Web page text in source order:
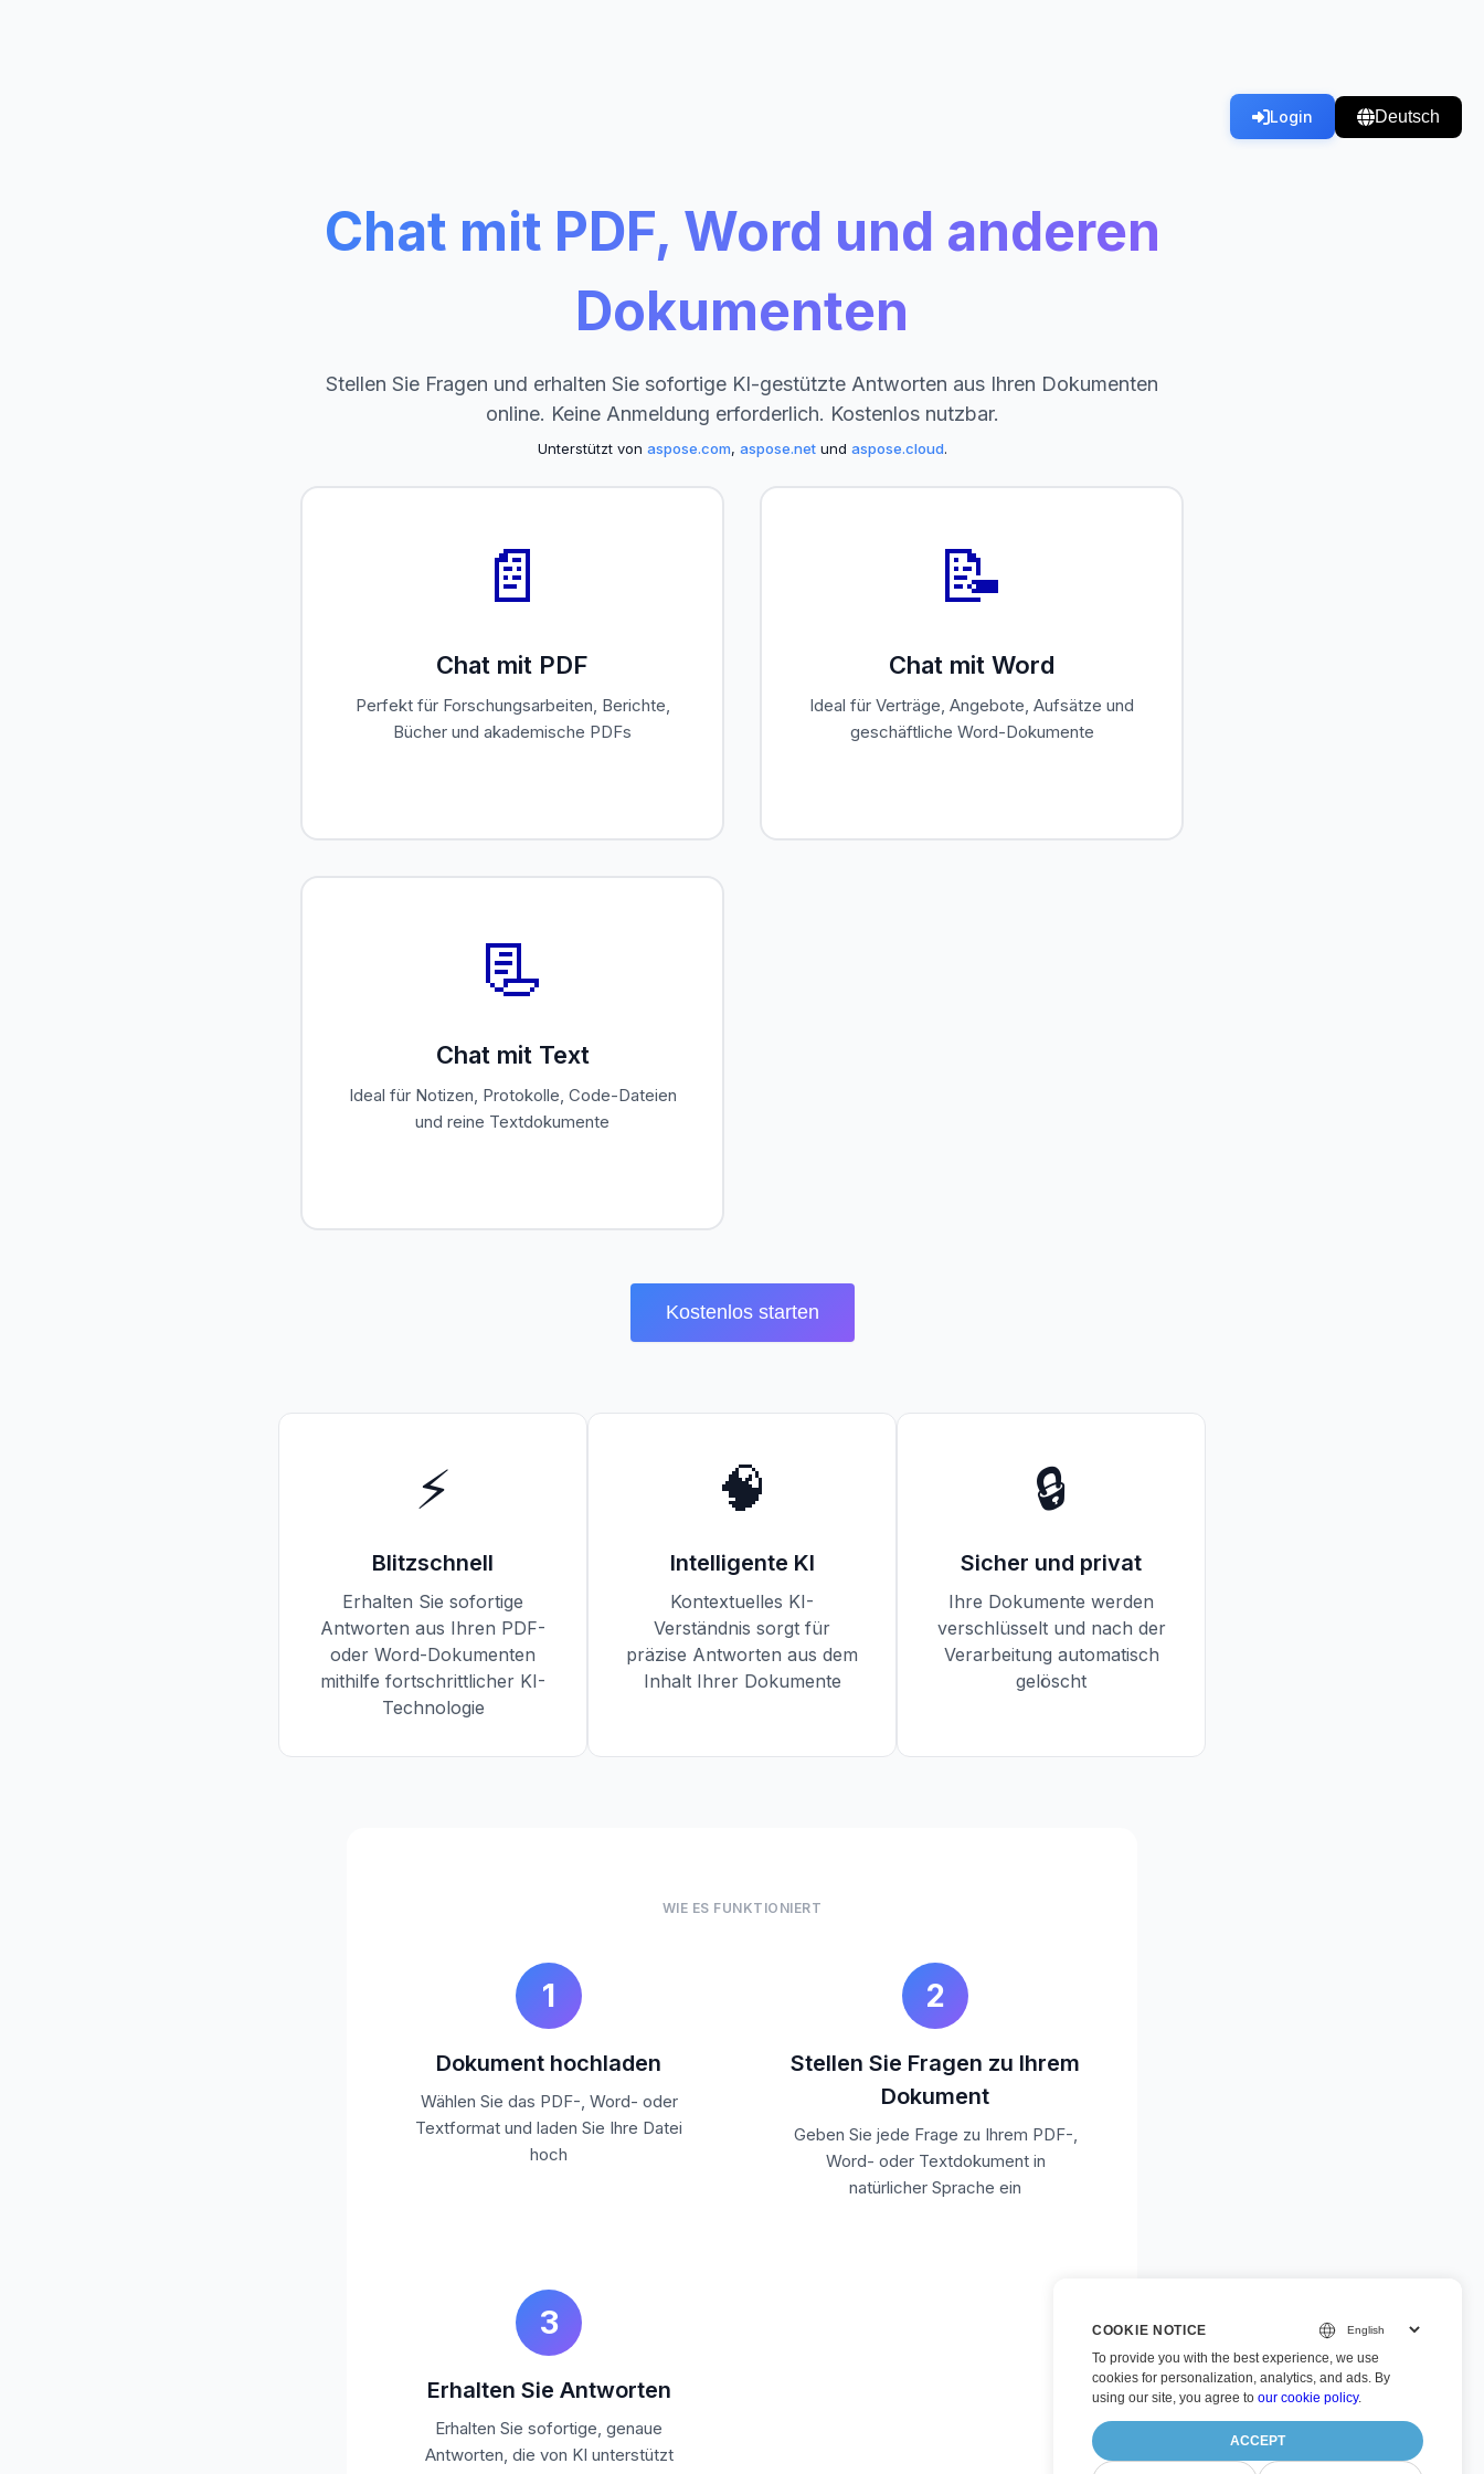
Login Deutsch
Chat mit PDF, Word und anderen
Dokumenten
Stellen Sie Fragen und erhalten Sie sofortige KI-gestützte Antworten aus Ihren Dokumenten
online. Keine Anmeldung erforderlich. Kostenlos nutzbar.
Unterstützt von aspose.com, aspose.netund aspose.cloud.
📄
Chat mit PDF
Perfekt für Forschungsarbeiten, Berichte,
Bücher und akademische PDFs
📝
Chat mit Word
Ideal für Verträge, Angebote, Aufsätze und
geschäftliche Word-Dokumente
📃
Chat mit Text
Ideal für Notizen, Protokolle, Code-Dateien
und reine Textdokumente
Kostenlos starten
⚡
Blitzschnell
Erhalten Sie sofortige
Antworten aus Ihren PDF-
oder Word-Dokumenten
mithilfe fortschrittlicher KI-
Technologie
🧠
Intelligente KI
Kontextuelles KI-
Verständnis sorgt für
präzise Antworten aus dem
Inhalt Ihrer Dokumente
🔒
Sicher und privat
Ihre Dokumente werden
verschlüsselt und nach der
Verarbeitung automatisch
gelöscht
WIE ES FUNKTIONIERT
1
Dokument hochladen
Wählen Sie das PDF-, Word- oder
Textformat und laden Sie Ihre Datei
hoch
2
Stellen Sie Fragen zu Ihrem
Dokument
Geben Sie jede Frage zu Ihrem PDF-,
Word- oder Textdokument in
natürlicher Sprache ein
3
Erhalten Sie Antworten
Erhalten Sie sofortige, genaue
Antworten, die von KI unterstützt
COOKIE NOTICE
To provide you with the best experience, we use
cookies for personalization, analytics, and ads. By
using our site, you agree to our cookie policy.
ACCEPT